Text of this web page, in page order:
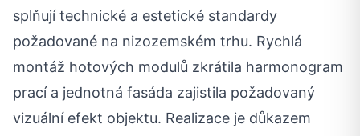
splňují technické a estetické standardy
požadované na nizozemském trhu. Rychlá
montáž hotových modulů zkrátila harmonogram
prací a jednotná fasáda zajistila požadovaný
vizuální efekt objektu. Realizace je důkazem